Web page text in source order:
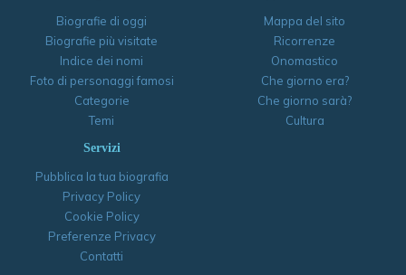
Biografie di oggi
Biografie più visitate
Indice dei nomi
Foto di personaggi famosi
Categorie
Temi
Mappa del sito
Ricorrenze
Onomastico
Che giorno era?
Che giorno sarà?
Cultura
Servizi
Pubblica la tua biografia
Privacy Policy
Cookie Policy
Preferenze Privacy
Contatti